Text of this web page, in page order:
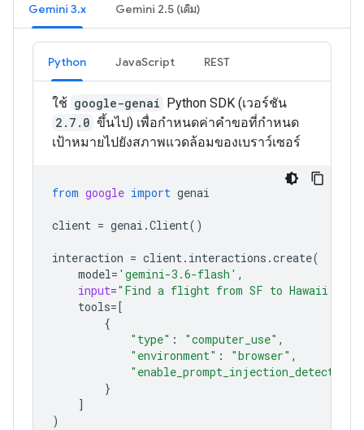
Gemini 3.x Gemini 2.5 (เดิม)
Python JavaScript REST
ใช้ google-genai Python SDK (เวอร์ชัน
2.7.0 ขึ้นไป) เพื่อกำหนดค่าคำขอที่กำหนด
เป้าหมายไปยังสภาพแวดล้อมของเบราว์เซอร์
from google import genai
client = genai .Client()
interaction = client. interactions .create(
model= 'gemini-3.6-flash' ,
input="Find a flight from SF to Hawaii on
tools=[
{
"type" : "computer_use" ,
"environment" : "browser" ,
"enable_prompt_injection_detection"
}
]
)